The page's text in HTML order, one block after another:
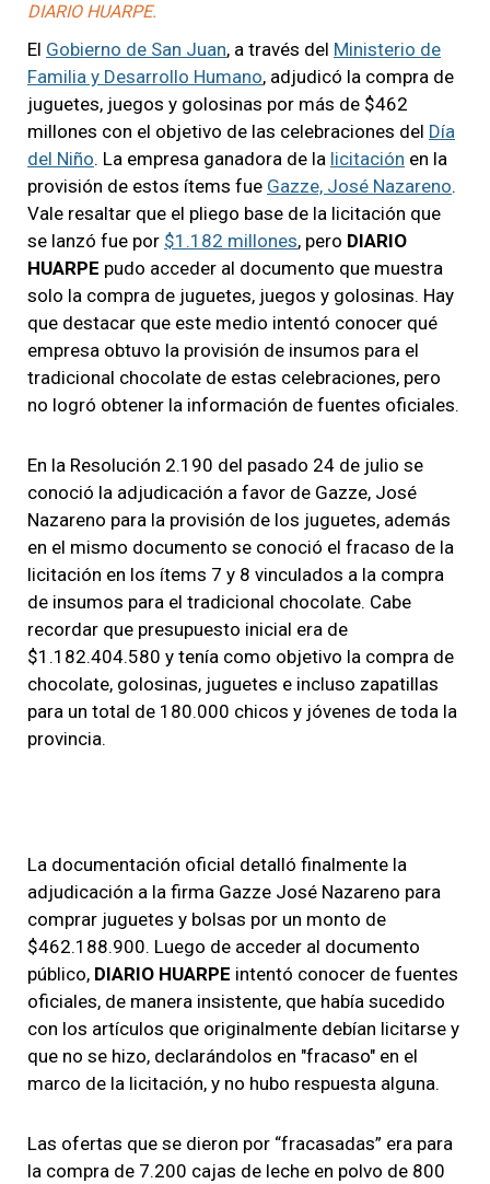
DIARIO HUARPE.
El Gobierno de San Juan, a través del Ministerio de
Familia y Desarrollo Humano, adjudicó la compra de
juguetes, juegos y golosinas por más de $462
millones con el objetivo de las celebraciones del Día
del Niño. La empresa ganadora de la licitación en la
provisión de estos ítems fue Gazze, José Nazareno.
Vale resaltar que el pliego base de la licitación que
se lanzó fue por $1.182 millones, pero DIARIO
HUARPE pudo acceder al documento que muestra
solo la compra de juguetes, juegos y golosinas. Hay
que destacar que este medio intentó conocer qué
empresa obtuvo la provisión de insumos para el
tradicional chocolate de estas celebraciones, pero
no logró obtener la información de fuentes oficiales.
En la Resolución 2.190 del pasado 24 de julio se
conoció la adjudicación a favor de Gazze, José
Nazareno para la provisión de los juguetes, además
en el mismo documento se conoció el fracaso de la
licitación en los ítems 7 y 8 vinculados a la compra
de insumos para el tradicional chocolate. Cabe
recordar que presupuesto inicial era de
$1.182.404.580 y tenía como objetivo la compra de
chocolate, golosinas, juguetes e incluso zapatillas
para un total de 180.000 chicos y jóvenes de toda la
provincia.
La documentación oficial detalló finalmente la
adjudicación a la firma Gazze José Nazareno para
comprar juguetes y bolsas por un monto de
$462.188.900. Luego de acceder al documento
público, DIARIO HUARPE intentó conocer de fuentes
oficiales, de manera insistente, que había sucedido
con los artículos que originalmente debían licitarse y
que no se hizo, declarándolos en "fracaso" en el
marco de la licitación, y no hubo respuesta alguna.
Las ofertas que se dieron por “fracasadas” era para
la compra de 7.200 cajas de leche en polvo de 800